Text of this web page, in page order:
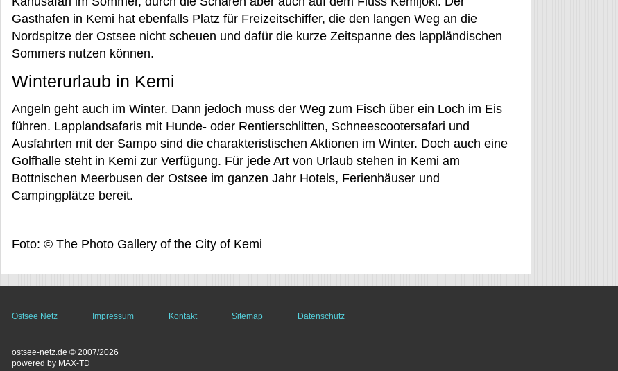
Gasthafen in Kemi hat ebenfalls Platz für Freizeitschiffer, die den langen Weg an die
Nordspitze der Ostsee nicht scheuen und dafür die kurze Zeitspanne des lappländischen
Sommers nutzen können.
Winterurlaub in Kemi
Angeln geht auch im Winter. Dann jedoch muss der Weg zum Fisch über ein Loch im Eis
führen. Lapplandsafaris mit Hunde- oder Rentierschlitten, Schneescootersafari und
Ausfahrten mit der Sampo sind die charakteristischen Aktionen im Winter. Doch auch eine
Golfhalle steht in Kemi zur Verfügung. Für jede Art von Urlaub stehen in Kemi am
Bottnischen Meerbusen der Ostsee im ganzen Jahr Hotels, Ferienhäuser und
Campingplätze bereit.
Foto: © The Photo Gallery of the City of Kemi
Ostsee Netz Impressum Kontakt Sitemap Datenschutz
ostsee-netz.de © 2007/2026
powered by MAX-TD